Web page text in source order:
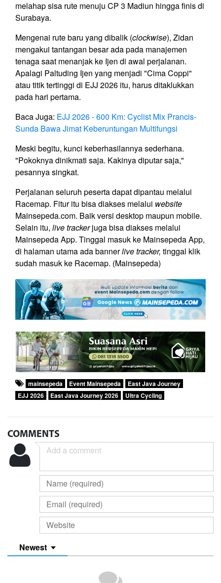
melahap sisa rute menuju CP 3 Madiun hingga finis di
Surabaya.
Mengenai rute baru yang dibalik (clockwise), Zidan
mengakui tantangan besar ada pada manajemen
tenaga saat menanjak ke Ijen di awal perjalanan.
Apalagi Paltuding Ijen yang menjadi "Cima Coppi"
atau titik tertinggi di EJJ 2026 itu, harus ditaklukkan
pada hari pertama.
Baca Juga: EJJ 2026 - 600 Km: Cyclist Mix Prancis-
Sunda Bawa Jimat Keberuntungan Multifungsi
Meski begitu, kunci keberhasilannya sederhana.
"Pokoknya dinikmati saja. Kakinya diputar saja,"
pesannya singkat.
Perjalanan seluruh peserta dapat dipantau melalui
Racemap. Fitur itu bisa diakses melalui website
Mainsepeda.com. Baik versi desktop maupun mobile.
Selain itu, live trackerjuga bisa diakses melalui
Mainsepeda App. Tinggal masuk ke Mainsepeda App,
di halaman utama ada bannerlive tracker, tinggal klik
sudah masuk ke Racemap. (Mainsepeda)
mainsepeda Event Mainsepeda
East Java Journey
EJJ 2026
East Java Journey 2026 Ultra Cycling
COMMENTS
Newest